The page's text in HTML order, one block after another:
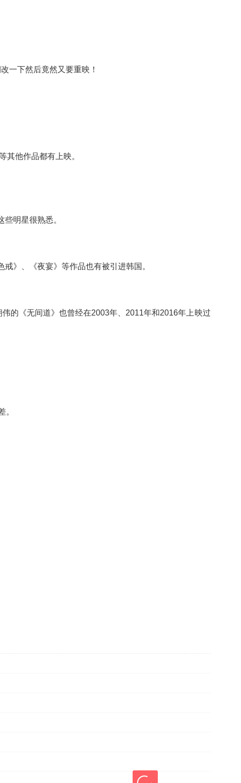
一下然后竟然又要重映！
其他作品都有上映。
明星很熟悉。
》、《夜宴》等作品也有被引进韩国。
的《无间道》也曾经在2003年、 2011年和2016年上映过
。